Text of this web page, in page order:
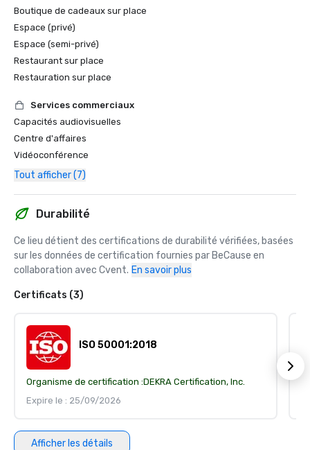
Boutique de cadeaux sur place
Espace (privé)
Espace (semi-privé)
Restaurant sur place
Restauration sur place
Services commerciaux
Capacités audiovisuelles
Centre d'affaires
Vidéoconférence
Tout afficher (7)
Durabilité
Ce lieu détient des certifications de durabilité vérifiées, basées
sur les données de certification fournies par BeCause en
collaboration avec Cvent. En savoir plus
Certificats (3)
ISO 50001:2018
Organisme de certification :DEKRA Certification, Inc.
Expire le : 25/09/2026
Afficher les détails